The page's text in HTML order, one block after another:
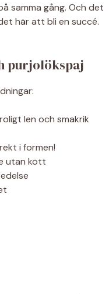
samma gång. Och det
här att bli en succé.
purjolökspaj
len och smakrik
i formen!
utan kött